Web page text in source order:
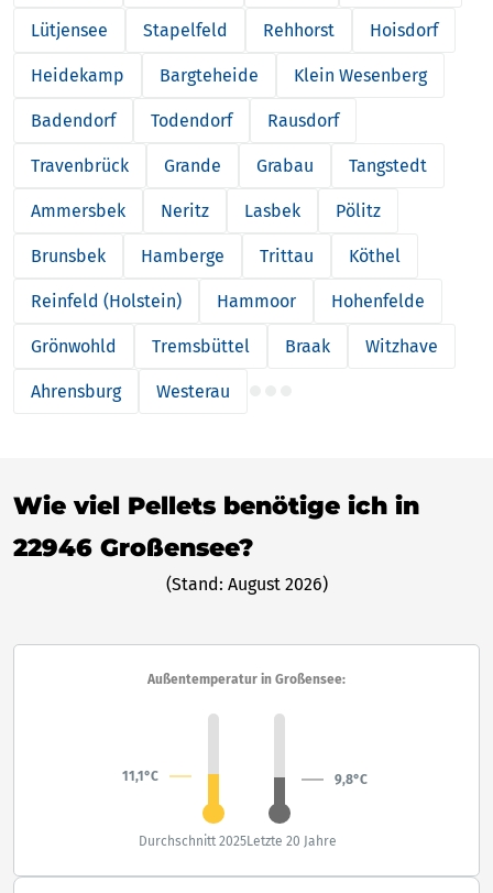
Lütjensee Stapelfeld Rehhorst Hoisdorf
Heidekamp Bargteheide Klein Wesenberg
Badendorf Todendorf Rausdorf
Travenbrück Grande Grabau Tangstedt
Ammersbek Neritz Lasbek Pölitz
Brunsbek Hamberge Trittau Köthel
Reinfeld (Holstein) Hammoor Hohenfelde
Grönwohld Tremsbüttel Braak Witzhave
Ahrensburg Westerau
Wie viel Pellets benötige ich in
22946 Großensee?
(Stand: August 2026)
Außentemperatur in Großensee:
11,1°C 9,8°C
Durchschnitt 2025Letzte 20 Jahre